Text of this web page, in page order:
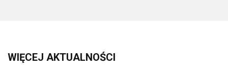
WIĘCEJ AKTUALNOŚCI